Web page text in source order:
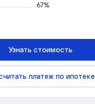
67%
Узнать стоимость
платеж по ипотеке